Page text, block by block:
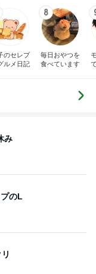
のセレブ
ルメ日記
8
毎日おやつを
食べています
み
のL